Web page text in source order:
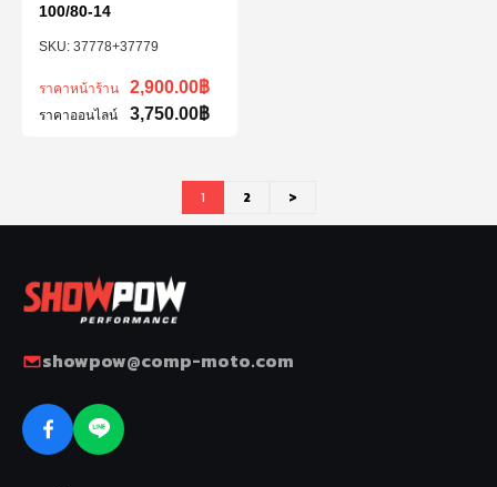
37778+37779
100/80-14
ราคาหน้าร้าน 2,900.00฿
ราคาออนไลน์ 3,750.00฿
1 2 >
showpow@comp-moto.com